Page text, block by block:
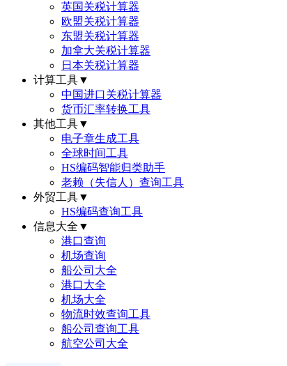
英国关税计算器
欧盟关税计算器
东盟关税计算器
加拿大关税计算器
日本关税计算器
计算工具▼
中国进口关税计算器
货币汇率转换工具
其他工具▼
电子章生成工具
全球时间工具
HS编码智能归类助手
老赖（失信人）查询工具
外贸工具▼
HS编码查询工具
信息大全 ▼
港口查询
机场查询
船公司大全
港口大全
机场大全
物流时效查询工具
船公司查询工具
航空公司大全